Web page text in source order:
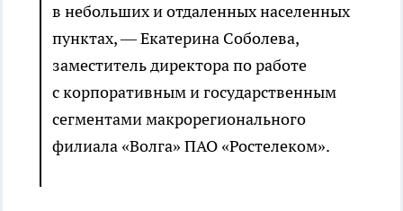
в небольших и отдаленных населенных
пунктах, — Екатерина Соболева,
заместитель директора по работе
с корпоративным и государственным
сегментами макрорегионального
филиала «Волга» ПАО «Ростелеком».